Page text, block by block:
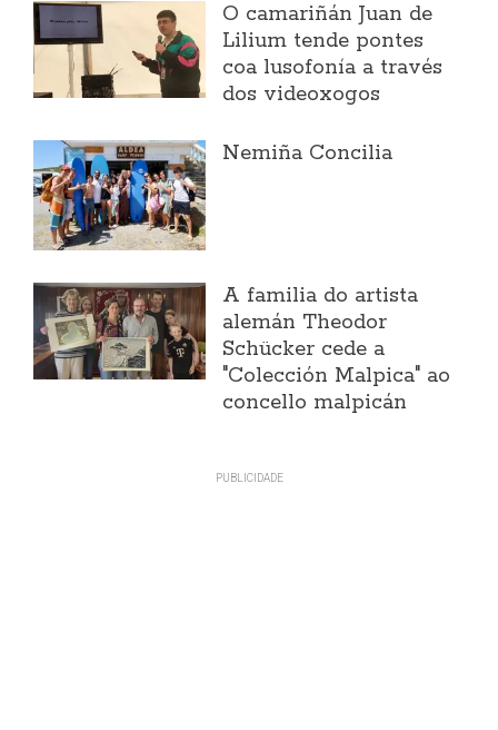
O camariñán Juan de
Lilium tende pontes
coa lusofonía a través
dos videoxogos
Nemiña Concilia
A familia do artista
alemán Theodor
Schücker cede a
"Colección Malpica" ao
concello malpicán